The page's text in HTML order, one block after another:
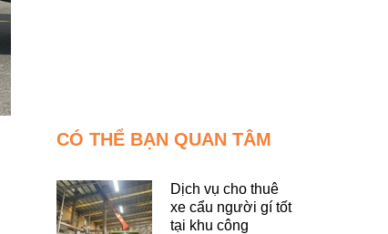
CÓ THỂ BẠN QUAN TÂM
Dịch vụ cho thuê
xe cẩu người gí tốt
tại khu công